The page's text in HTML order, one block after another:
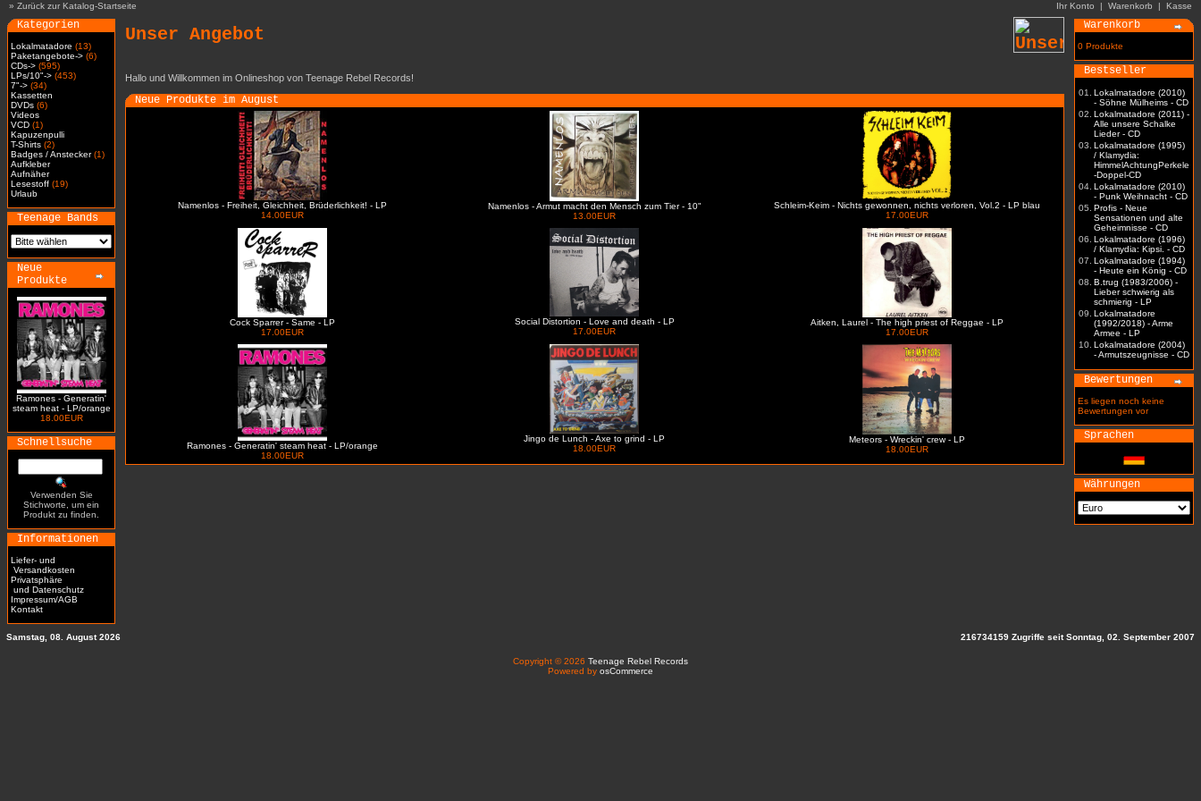
» Zurück zur Katalog-Startseite Ihr Konto | Warenkorb | Kasse
Kategorien
Lokalmatadore (13)
Paketangebote-> (6)
CDs-> (595)
LPs/10"-> (453)
7"-> (34)
Kassetten
DVDs (6)
Videos
VCD (1)
Kapuzenpulli
T-Shirts (2)
Badges / Anstecker(1)
Aufkleber
Aufnäher
Lesestoff (19)
Urlaub
Teenage Bands
Neue
Produkte
Ramones - Generatin'
steam heat - LP/orange
18.00EUR
Schnellsuche
Verwenden Sie
Stichworte, um ein
Produkt zu finden.
Informationen
Liefer- und
Versandkosten
Privatsphäre
und Datenschutz
Impressum/AGB
Kontakt
Unser Angebot
Hallo und Willkommen im Onlineshop von Teenage Rebel Records!
Neue Produkte im August
Namenlos - Freiheit, Gleichheit, Brüderlichkeit! - LP
14.00EUR
Namenlos - Armut macht den Mensch zum Tier - 10"
13.00EUR
Schleim-Keim - Nichts gewonnen, nichts verloren, Vol.2 - LP blau
17.00EUR
Cock Sparrer - Same - LP
17.00EUR
Social Distortion - Love and death - LP
17.00EUR
Aitken, Laurel - The high priest of Reggae - LP
17.00EUR
Ramones - Generatin' steam heat - LP/orange
18.00EUR
Jingo de Lunch - Axe to grind - LP
18.00EUR
Meteors - Wreckin' crew - LP
18.00EUR
Warenkorb
0 Produkte
Bestseller
01.
Lokalmatadore (2010)
- Söhne Mülheims - CD
02. Lokalmatadore (2011) -
Alle unsere Schalke
Lieder - CD
03. Lokalmatadore (1995)
/ Klamydia:
HimmelAchtungPerkele
-Doppel-CD
04. Lokalmatadore (2010)
- Punk Weihnacht - CD
05. Profis - Neue
Sensationen und alte
Geheimnisse - CD
06. Lokalmatadore (1996)
/ Klamydia: Kipsi. - CD
07. Lokalmatadore (1994)
- Heute ein König - CD
08. B.trug (1983/2006) -
Lieber schwierig als
schmierig - LP
09. Lokalmatadore
(1992/2018) - Arme
Armee - LP
10. Lokalmatadore (2004)
- Armutszeugnisse - CD
Bewertungen
Es liegen noch keine
Bewertungen vor
Sprachen
Währungen
Samstag, 08. August 2026 216734159 Zugriffe seit Sonntag, 02. September 2007
Copyright © 2026 Teenage Rebel Records
Powered by osCommerce